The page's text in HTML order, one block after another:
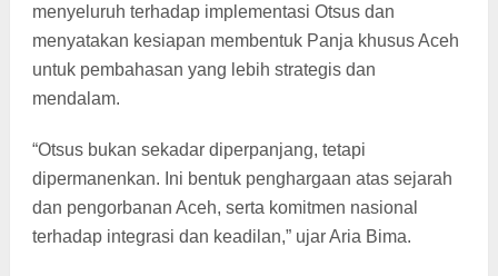
menyeluruh terhadap implementasi Otsus dan
menyatakan kesiapan membentuk Panja khusus Aceh
untuk pembahasan yang lebih strategis dan
mendalam.
“Otsus bukan sekadar diperpanjang, tetapi
dipermanenkan. Ini bentuk penghargaan atas sejarah
dan pengorbanan Aceh, serta komitmen nasional
terhadap integrasi dan keadilan,” ujar Aria Bima.